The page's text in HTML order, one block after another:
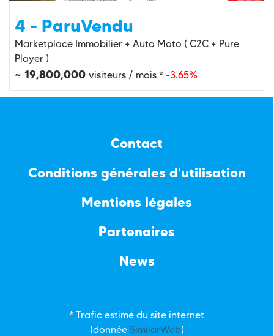
4 - ParuVendu
Marketplace Immobilier + Auto Moto ( C2C + Pure
Player )
~ 19,800,000 visiteurs / mois * -3.65%
Contact
Conditions générales d'utilisation
Mentions légales
Partenaires
News
* Trafic estimé du site internet
(donnée SimilarWeb)